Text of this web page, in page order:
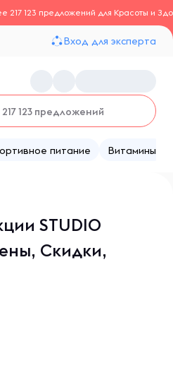
217 123 предложений для Красоты и
Вход для эксперта
питание Витамины
STUDIO
Скидки,